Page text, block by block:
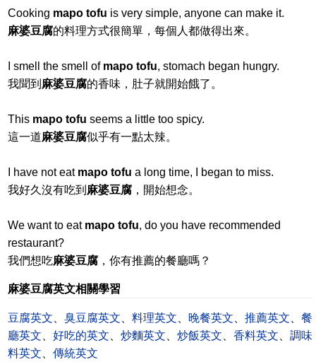
Cooking mapo tofu is very simple, anyone can make it.
麻婆豆腐的料理方式很簡單，每個人都做得出來。
I smell the smell of mapo tofu, stomach began hungry.
我聞到 麻婆豆腐的香味，肚子就開始餓了。
This mapo tofu seems a little too spicy.
這一道麻婆豆腐似乎有一點太辣。
I have not eat mapo tofu a long time, I began to miss.
我好久沒有吃到 麻婆豆腐 ，開始想念。
We want to eat mapo tofu, do you have recommended
restaurant?
我們想吃麻婆豆腐 ，你有推薦的餐廳嗎？
麻婆豆腐英文相關學習
豆腐英文 臭豆腐英文 料理英文 晚餐英文 推薦英文
餐
廳英文
好吃的英文 炒麵英文 炒飯英文 香料英文
調味
料英文
傳統英文